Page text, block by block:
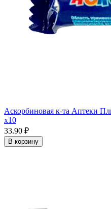
Аскорбиновая к-та Аптеки
x10
33.90 ₽
В корзину